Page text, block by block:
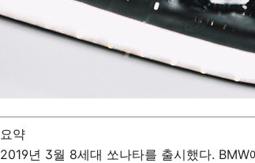
요약
2019년 3월 8세대 쏘나타를 출시했다.